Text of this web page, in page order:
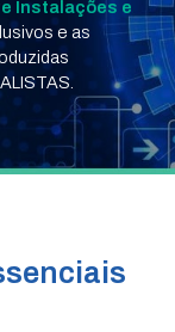
Instalações e
e as